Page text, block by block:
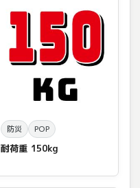
防災 POP
耐荷重 150kg